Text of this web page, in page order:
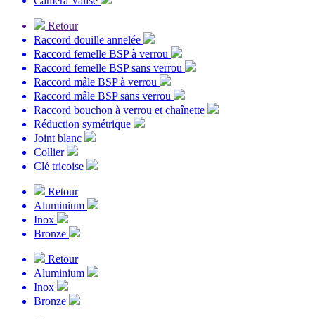
Retour
Raccord douille annelée
Raccord femelle BSP à verrou
Raccord femelle BSP sans verrou
Raccord mâle BSP à verrou
Raccord mâle BSP sans verrou
Raccord bouchon à verrou et chaînette
Réduction symétrique
Joint blanc
Collier
Clé tricoise
Retour
Aluminium
Inox
Bronze
Retour
Aluminium
Inox
Bronze